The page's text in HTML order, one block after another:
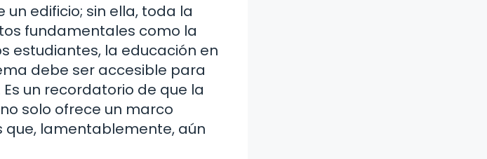
edificio; sin ella, toda la
fundamentales como la
estudiantes, la educación en
debe ser accesible para
un recordatorio de que la
solo ofrece un marco
lamentablemente, aún